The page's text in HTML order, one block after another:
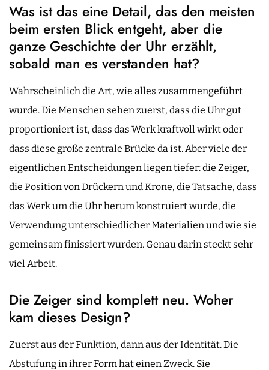
Was ist das eine Detail, das den meisten
beim ersten Blick entgeht, aber die
ganze Geschichte der Uhr erzählt,
sobald man es verstanden hat?
Wahrscheinlich die Art, wie alles zusammengeführt
wurde. Die Menschen sehen zuerst, dass die Uhr gut
proportioniert ist, dass das Werk kraftvoll wirkt oder
dass diese große zentrale Brücke da ist. Aber viele der
eigentlichen Entscheidungen liegen tiefer: die Zeiger,
die Position von Drückern und Krone, die Tatsache, dass
das Werk um die Uhr herum konstruiert wurde, die
Verwendung unterschiedlicher Materialien und wie sie
gemeinsam finissiert wurden. Genau darin steckt sehr
viel Arbeit.
Die Zeiger sind komplett neu. Woher
kam dieses Design?
Zuerst aus der Funktion, dann aus der Identität. Die
Abstufung in ihrer Form hat einen Zweck. Sie